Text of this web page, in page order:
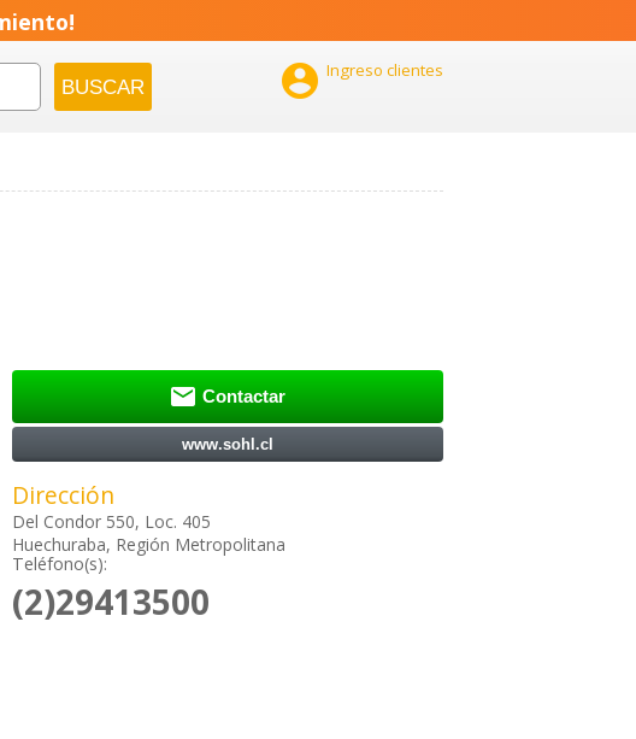
 Ingreso clientes
 Contactar
www.sohl.cl
Dirección
Del Condor 550, Loc. 405
Huechuraba, Región Metropolitana
Teléfono(s):
(2)29413500